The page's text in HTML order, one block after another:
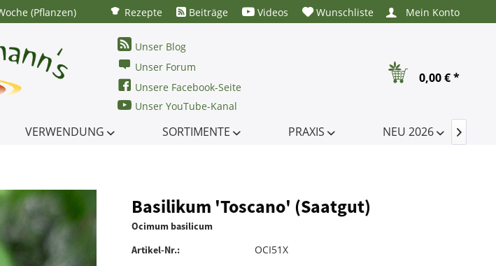
(Pflanzen) Rezepte Beiträge Videos Wunschliste Mein Konto
Unser Blog
Unser Forum
Unsere Facebook-Seite
Unser YouTube-Kanal
0,00 € *
VERWENDUNG SORTIMENTE PRAXIS NEU 2026 
Basilikum 'Toscano' (Saatgut)
Ocimum basilicum
Artikel-Nr.:
OCI51X